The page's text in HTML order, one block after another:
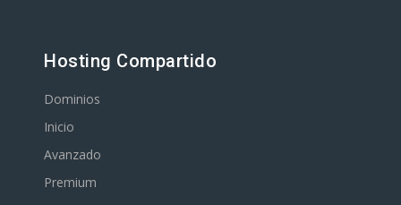
Hosting Compartido
Dominios
Inicio
Avanzado
Premium